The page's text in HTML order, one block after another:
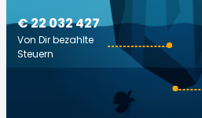
€ 22 032 427
Von Dir bezahlte
Steuern